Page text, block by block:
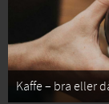
Kaffe – bra eller